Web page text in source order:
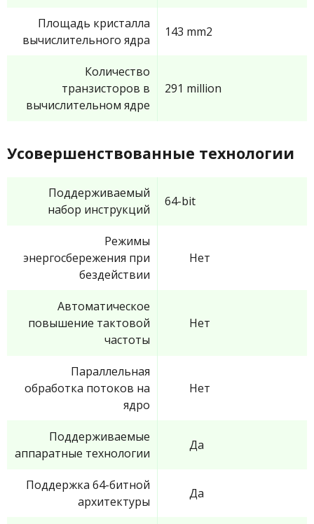
Площадь кристалла
вычислительного ядра
143 mm2
Количество
транзисторов в
вычислительном ядре
291 million
Усовершенствованные технологии
Поддерживаемый
набор инструкций
64-bit
Режимы
энергосбережения при
бездействии
Нет
Автоматическое
повышение тактовой
частоты
Нет
Параллельная
обработка потоков на
ядро
Нет
Поддерживаемые
аппаратные технологии
Да
Поддержка 64-битной
архитектуры
Да